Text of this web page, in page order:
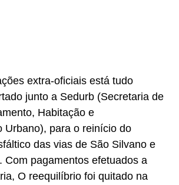
extra-oficiais está tudo
junto a Sedurb (Secretaria de
Habitação e
Urbano), para o reinício do
das vias de São Silvano e
Com pagamentos efetuados a
O reequilíbrio foi quitado na